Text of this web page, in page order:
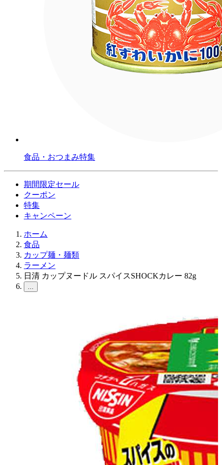
食品・おつまみ特集
期間限定セール
クーポン
特集
キャンペーン
ホーム
食品
カップ麺・麺類
ラーメン
日清 カップヌードル スパイスSHOCKカレー 82g
...